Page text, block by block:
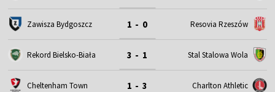
Zawisza Bydgoszcz 1 - 0 Resovia Rzeszów
Rekord Bielsko-Biała 3 - 1 Stal Stalowa Wola
Cheltenham Town 1 - 3 Charlton Athletic